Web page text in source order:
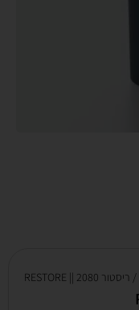
/ ריסטור 2080 || RESTORE